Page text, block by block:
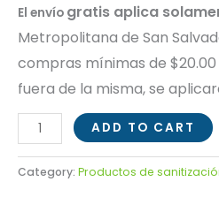
El envío gratis aplica
Metropolitana de San
compras mínimas de
fuera de la misma, se
ADD TO CART
Category: Productos de